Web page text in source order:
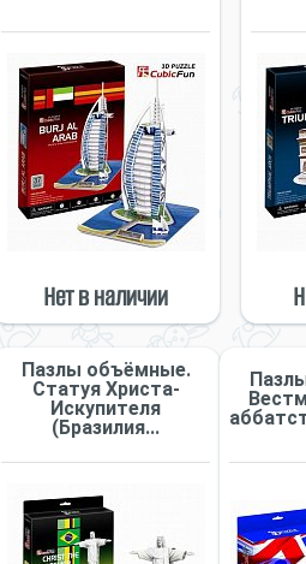
Нет в наличии
Пазлы объёмные.
Статуя Христа-
Искупителя
(Бразилия...